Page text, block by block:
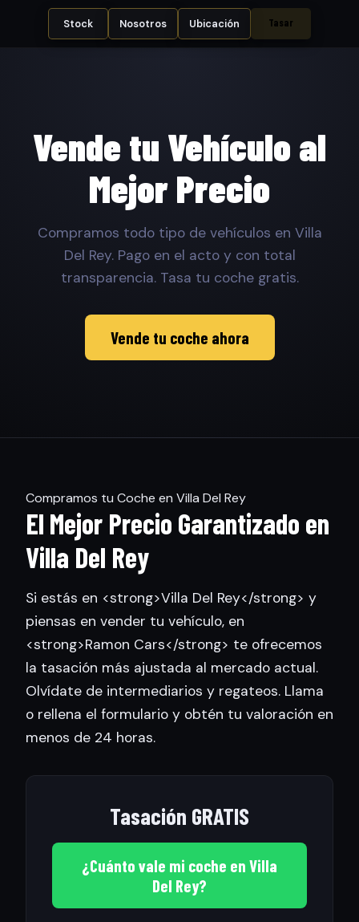
Stock Nosotros Ubicación Tasar
Vende tu Vehículo al
Mejor Precio
Compramos todo tipo de vehículos en Villa
Del Rey. Pago en el acto y con total
transparencia. Tasa tu coche gratis.
Vende tu coche ahora
Compramos tu Coche en Villa Del Rey
El Mejor Precio Garantizado en
Villa Del Rey
Si estás en <strong>Villa Del Rey</strong> y
piensas en vender tu vehículo, en
<strong>Ramon Cars</strong> te ofrecemos
la tasación más ajustada al mercado actual.
Olvídate de intermediarios y regateos. Llama
o rellena el formulario y obtén tu valoración en
menos de 24 horas.
Tasación GRATIS
¿Cuánto vale mi coche en Villa
Del Rey?